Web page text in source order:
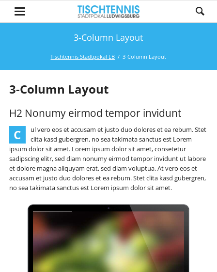
3-Column Layout
Tischtennis Stadtpokal LB 3-Column Layout
3-Column Layout
H2 Nonumy eirmod tempor invidunt
C
ul vero eos et accusam et justo duo dolores et ea rebum. Stet
clita kasd gubergren, no sea takimata sanctus est Lorem
ipsum dolor sit amet. Lorem ipsum dolor sit amet, consetetur
sadipscing elitr, sed diam nonumy eirmod tempor invidunt ut labore
et dolore magna aliquyam erat, sed diam voluptua. At vero eos et
accusam et justo duo dolores et ea rebum. Stet clita kasd gubergren,
no sea takimata sanctus est Lorem ipsum dolor sit amet.